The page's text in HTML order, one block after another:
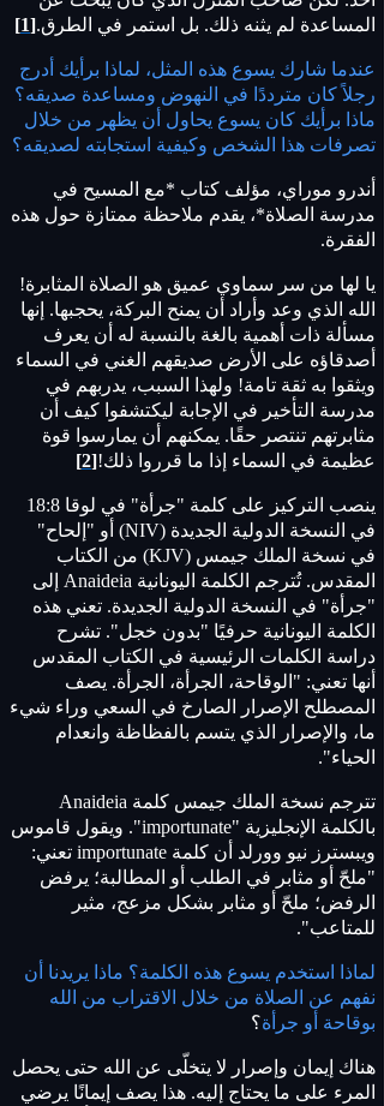
المساعدة لم يثنه ذلك. بل استمر في الطرق.[1]
عندما شارك يسوع هذه المثل، لماذا برأيك أدرج
رجلاً كان مترددًا في النهوض ومساعدة صديقه؟
ماذا برأيك كان يسوع يحاول أن يظهر من خلال
تصرفات هذا الشخص وكيفية استجابته لصديقه؟
أندرو موراي، مؤلف كتاب *مع المسيح في
مدرسة الصلاة*، يقدم ملاحظة ممتازة حول هذه
الفقرة.
يا لها من سر سماوي عميق هو الصلاة المثابرة!
الله الذي وعد وأراد أن يمنح البركة، يحجبها. إنها
مسألة ذات أهمية بالغة بالنسبة له أن يعرف
أصدقاؤه على الأرض صديقهم الغني في السماء
ويثقوا به ثقة تامة! ولهذا السبب، يدربهم في
مدرسة التأخير في الإجابة ليكتشفوا كيف أن
مثابرتهم تنتصر حقًا. يمكنهم أن يمارسوا قوة
عظيمة في السماء إذا ما قرروا ذلك![2]
ينصب التركيز على كلمة "جرأة" في لوقا 18:8
في النسخة الدولية الجديدة (NIV) أو "إلحاح"
في نسخة الملك جيمس (KJV) من الكتاب
المقدس. تُترجم الكلمة اليونانية Anaideia إلى
"جرأة" في النسخة الدولية الجديدة. تعني هذه
الكلمة اليونانية حرفيًا "بدون خجل". تشرح
دراسة الكلمات الرئيسية في الكتاب المقدس
أنها تعني: "الوقاحة، الجرأة، الجرأة. يصف
المصطلح الإصرار الصارخ في السعي وراء شيء
ما، والإصرار الذي يتسم بالفظاظة وانعدام
الحياء".
تترجم نسخة الملك جيمس كلمة Anaideia
بالكلمة الإنجليزية "importunate". ويقول قاموس
ويبسترز نيو وورلد أن كلمة importunate تعني:
"ملحّ أو مثابر في الطلب أو المطالبة؛ يرفض
الرفض؛ ملحّ أو مثابر بشكل مزعج، مثير
للمتاعب".
لماذا استخدم يسوع هذه الكلمة؟ ماذا يريدنا أن
نفهم عن الصلاة من خلال الاقتراب من الله
بوقاحة أو جرأة؟
هناك إيمان وإصرار لا يتخلّى عن الله حتى يحصل
المرء على ما يحتاج إليه. هذا يصف إيمانًا يرضي